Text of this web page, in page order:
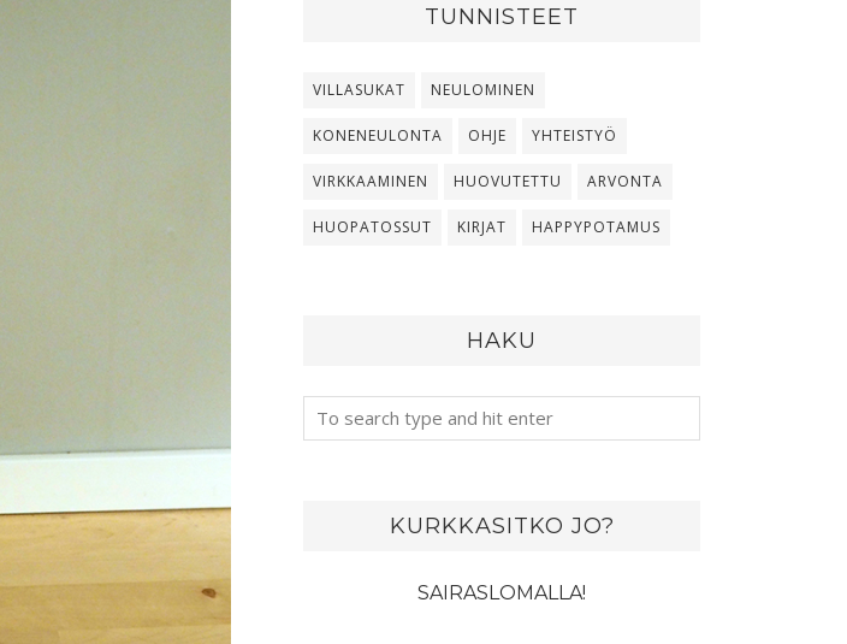
TUNNISTEET
VILLASUKAT NEULOMINEN
KONENEULONTA OHJE YHTEISTYÖ
VIRKKAAMINEN HUOVUTETTU ARVONTA
HUOPATOSSUT KIRJAT HAPPYPOTAMUS
HAKU
KURKKASITKO JO?
SAIRASLOMALLA!